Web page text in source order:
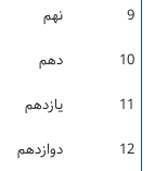
9 نهم
10 دهم
11 یازدهم
12 دوازدهم